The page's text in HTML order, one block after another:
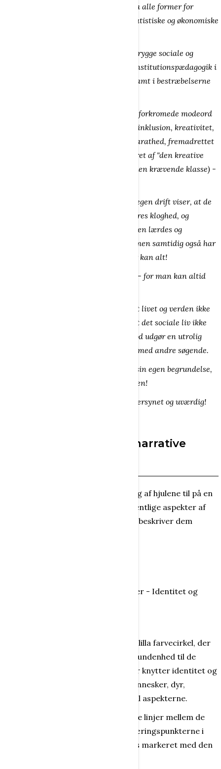
Dannelsesprocessen er totalt frisat fra alle former for
nyttige kalkulationer, prognoser og statistiske og økonomiske
Dannelsen afhænger ene og alene af trygge sociale og
demokratiske fællesskaber, fornuftig institutionspædagogik i
børnehave, skole og frit foreningsliv, samt i bestræbelserne
Dannelse kan heller ikke indfanges af forkromede modeord
som "resiliens, målstyring, systemisk, inklusion, kreativitet,
innovation, kompetence, omstillingsparathed, fremadrettet
personlighedsdannelse m.m." formuleret af "den kreative
klasse"- (Jørn Martin kalder den for den krævende klasse) -
Børn og voksne er dannede, når de af egen drift viser, at de
har mod, vilje og energi til at bruge deres kloghed, og
forstand sammen med andre - ofte uden lærdes og
bedrevidendes overordnede ledelse - men samtidig også har
mod til at erkende, at de ikke ved eller kan alt!
Dannelse er derfor en livslang proces - for man kan altid
Dannelse bygger på den erkendelse, at livet og verden ikke
altid er farlig og aldrig er ligegyldig, at det sociale liv ikke
føles som en spændetrøje, men derimod udgør en utrolig
mulighed for åben og nysgerrig dialog med andre søgende.
Dannelse hører livet til og er givetvis sin egen begrundelse,
ligesom kunsten, glæden og kærligheden!
Dannelse er afkaldet på at være snæversynet og uværdig!
Hjulene - Jørn Martins narrative
I sine bøger benytter Jørn Martin sig af hjulene til på en
komprimeret måde at skitsere væsentlige aspekter af
børnenes liv i videste forstand. Han beskriver dem
Kernen i ethvert hjul/kugle/model er - Identitet og
Kernen er markeret med en kraftig lilla farvecirkel, der
skal illustrere en kommunikativ forbundenhed til de
dannelsesroller og -elementer - der knytter identitet og
adfærd til samværet med andre mennesker, dyr,
redskaber systemer og natur - og til aspekterne.
De kraftigt optrukne, kommunikative linjer mellem de
forskellige punkter i hjulet, samt skæringspunkterne i
kommunikationslinjerne er ligeledes markeret med den